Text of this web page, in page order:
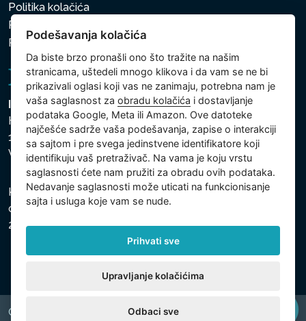
Politika kolačića
Politika zaštite ličnih i drugih obrađivanih podataka
Politika kolačića
Intex Trading, s.r.o.
Hradecká 2526/3
130 00 Praha 3
Vinohrady - Česká republika
Kompanija je registrovana u Opštinskom sudu u Pragu,
odeljak C, uložak 74759, Identifikacioni broj kompanije:
26150808, Poreski identifikacioni broj: CZ26150808.
Copyright © 2026 INTEX TRADING s.r.o. All rights reserved.
Podešavanja kolačića
Da biste brzo pronašli ono što tražite na našim
stranicama, uštedeli mnogo klikova i da vam se ne bi
prikazivali oglasi koji vas ne zanimaju, potrebna nam je
vaša saglasnost zaobradu kolačića i dostavljanje
podataka Google, Meta ili Amazon. Ove datoteke
najčešće sadrže vaša podešavanja, zapise o interakciji
sa sajtom i pre svega jedinstvene identifikatore koji
identifikuju vaš pretraživač. Na vama je koju vrstu
saglasnosti ćete nam pružiti za obradu ovih podataka.
Nedavanje saglasnosti može uticati na funkcionisanje
sajta i usluga koje vam se nude.
Prihvati sve
Upravljanje kolačićima
Odbaci sve